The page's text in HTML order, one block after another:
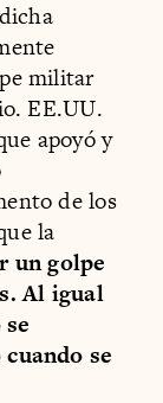
militar
EE.UU.
apoyó y
de los
la
un golpe
Al igual
se